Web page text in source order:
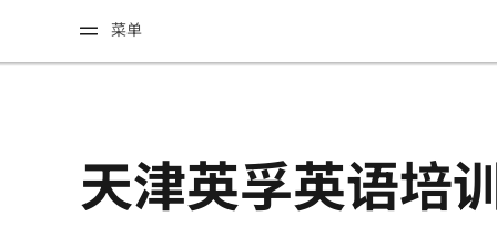
菜单
天津英孚英语培